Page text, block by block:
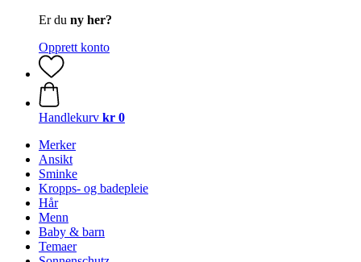
Er du ny her?
Opprett konto
Handlekurv kr 0
Merker
Ansikt
Sminke
Kropps- og badepleie
Hår
Menn
Baby & barn
Temaer